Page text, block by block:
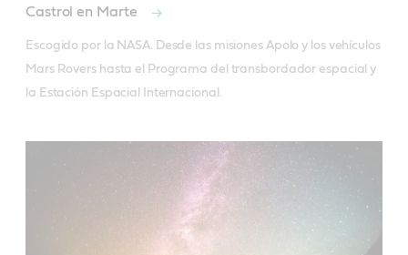
Castrol en Marte
Escogido por la NASA. Desde las misiones Apolo y los vehículos
Mars Rovers hasta el Programa del transbordador espacial y
la Estación Espacial Internacional.